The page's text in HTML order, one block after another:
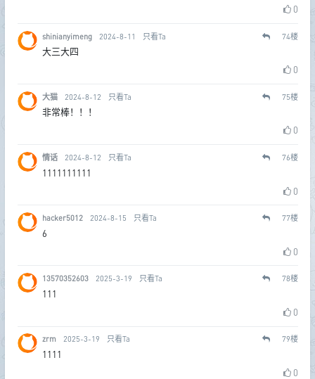
0
shinianyimeng 2024-8-11 只看Ta 74楼
大三大四
0
大猫 2024-8-12 只看Ta 75楼
非常棒！！！
0
情话 2024-8-12 只看Ta 76楼
1111111111
0
hacker5012 2024-8-15 只看Ta 77楼
6
0
13570352603 2025-3-19 只看Ta 78楼
111
0
zrm 2025-3-19 只看Ta 79楼
1111
0